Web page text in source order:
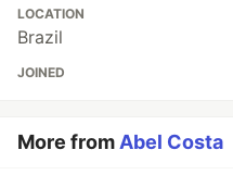
LOCATION
Brazil
JOINED
More from Abel Costa